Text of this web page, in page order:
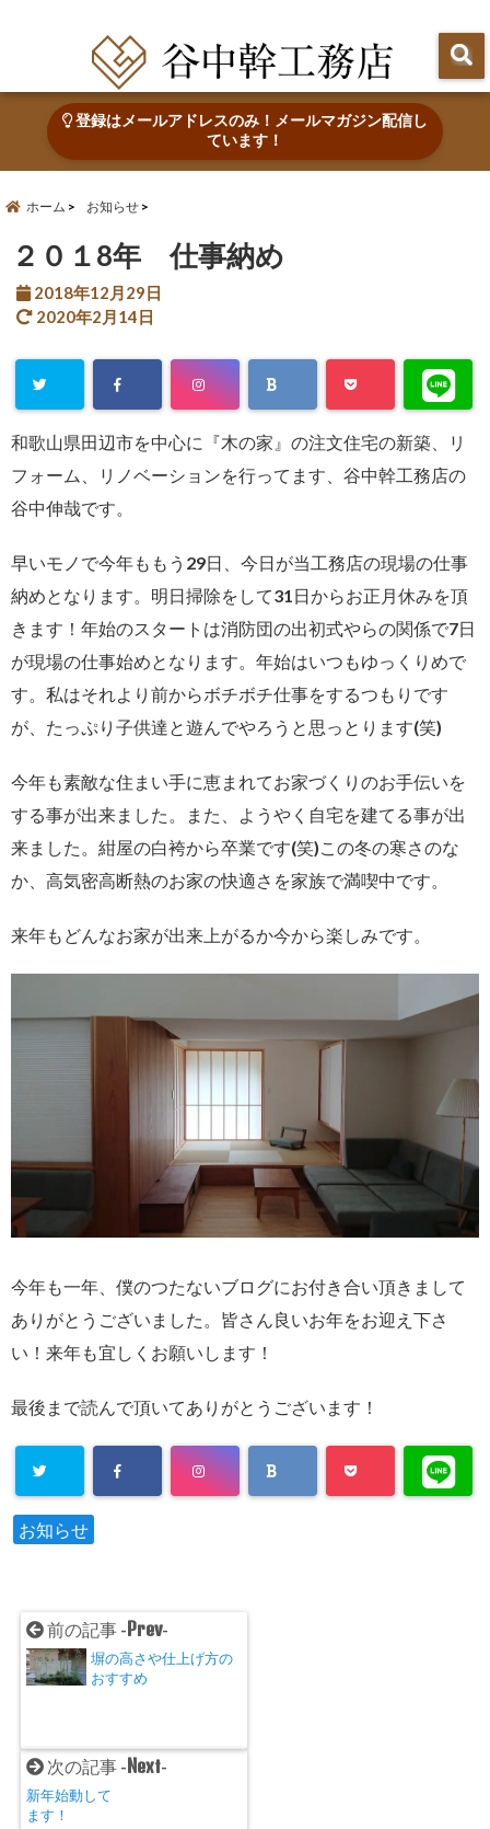
登録はメールアドレスのみ！メールマガジン配信し
ています！
ホーム お知らせ
２０１8年 仕事納め
2018年12月29日
2020年2月14日
和歌山県田辺市を中心に『木の家』の注文住宅の新築、リ
フォーム、リノベーションを行ってます、谷中幹工務店の
谷中伸哉です。
早いモノで今年ももう29日、今日が当工務店の現場の仕事
納めとなります。明日掃除をして31日からお正月休みを頂
きます！年始のスタートは消防団の出初式やらの関係で7日
が現場の仕事始めとなります。年始はいつもゆっくりめで
す。私はそれより前からボチボチ仕事をするつもりです
が、たっぷり子供達と遊んでやろうと思っとります(笑)
今年も素敵な住まい手に恵まれてお家づくりのお手伝いを
する事が出来ました。また、ようやく自宅を建てる事が出
来ました。紺屋の白袴から卒業です(笑)この冬の寒さのな
か、高気密高断熱のお家の快適さを家族で満喫中です。
来年もどんなお家が出来上がるか今から楽しみです。
今年も一年、僕のつたないブログにお付き合い頂きまして
ありがとうございました。皆さん良いお年をお迎え下さ
い！来年も宜しくお願いします！
最後まで読んで頂いてありがとうございます！
お知らせ
前の記事 -Prev-
塀の高さや仕上げ方の
おすすめ
次の記事 -Next-
新年始動して
ます！